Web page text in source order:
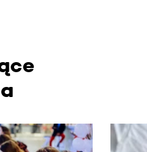
w poziomie. Użyj